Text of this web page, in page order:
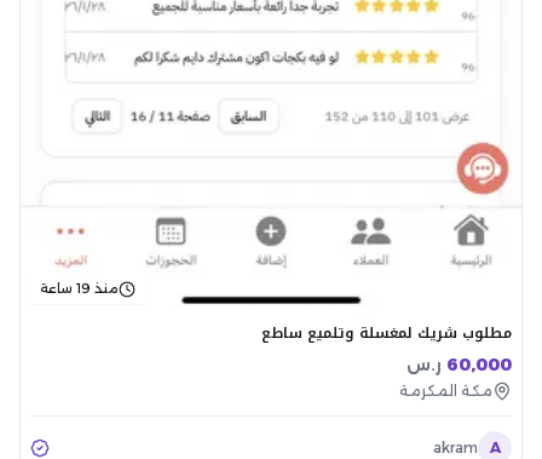
منذ 19 ساعة
مطلوب شريك لمغسلة وتلميع ساطع
60,000 ر.س
مكة المكرمة
A
akram